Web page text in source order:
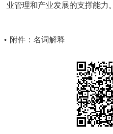
业管理和产业发展的支撑能力。
附件：名词解释